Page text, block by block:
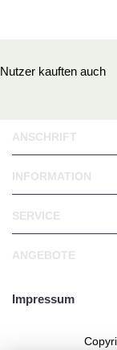
Nutzer kauften auch
ANSCHRIFT
INFORMATION
SERVICE
ANGEBOTE
Impressum